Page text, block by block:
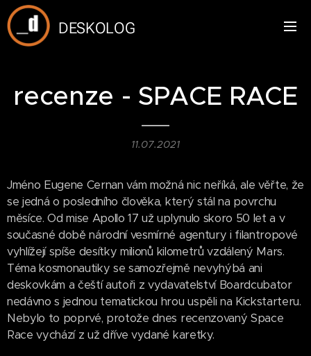
DESKOLOG
recenze - SPACE RACE
11.07.2021
Jméno Eugene Cernan vám možná nic neříká, ale věřte, že
se jedná o posledního člověka, který stál na povrchu
měsíce. Od mise Apollo 17 už uplynulo skoro 50 let a v
současné době národní vesmírné agentury i filantropové
vyhlížejí spíše desítky milionů kilometrů vzdálený Mars.
Téma kosmonautiky se samozřejmě nevyhýbá ani
deskovkám a čeští autoři z vydavatelství Boardcubator
nedávno s jednou tematickou hrou uspěli na Kickstarteru.
Nebylo to poprvé, protože dnes recenzovaný Space
Race vychází z už dříve vydané karetky.